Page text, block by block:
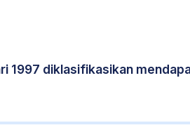
1997 diklasifikasikan